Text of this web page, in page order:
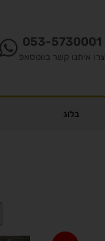
053-5730001
צרו איתנו קשר בווטסאפ
בלוג